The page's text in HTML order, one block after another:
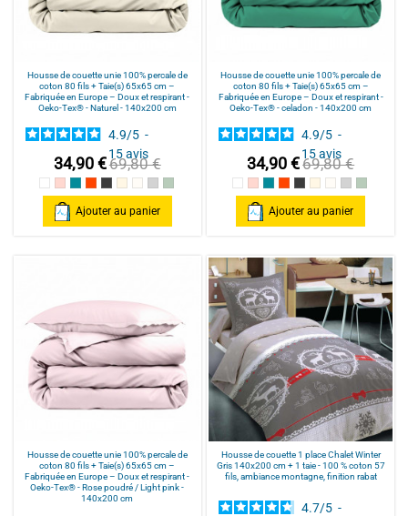
Housse de couette unie 100% percale de
coton 80 fils + Taie(s) 65x65 cm –
Fabriquée en Europe – Doux et respirant -
Oeko-Tex® - Naturel - 140x200 cm
4.9/5 -
15avis
34,90 €69,80 €
BlancRose poudré / Light pink
Bleu Canard
Terracotta
Anthracite
MasticNaturel
gris clair
celadon
Ajouter au panier
Housse de couette unie 100% percale de
coton 80 fils + Taie(s) 65x65 cm –
Fabriquée en Europe – Doux et respirant -
Oeko-Tex® - celadon - 140x200 cm
4.9/5 -
15avis
34,90 €69,80 €
BlancRose poudré / Light pink
Bleu Canard
Terracotta
Anthracite
MasticNaturel
gris clair
celadon
Ajouter au panier
Housse de couette unie 100% percale de
coton 80 fils + Taie(s) 65x65 cm –
Fabriquée en Europe – Doux et respirant -
Oeko-Tex® - Rose poudré / Light pink -
140x200 cm
Housse de couette 1 place Chalet Winter
Gris 140x200 cm + 1 taie - 100 % coton 57
fils, ambiance montagne, finition rabat
4.7/5 -